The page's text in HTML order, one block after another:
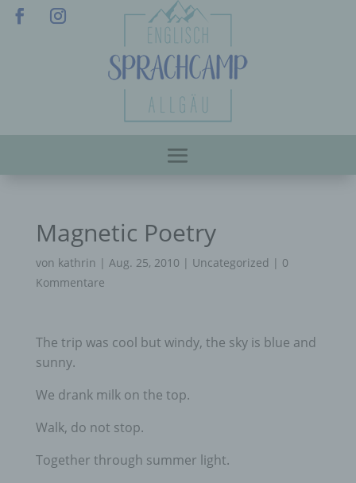
Magnetic Poetry
von kathrin | Aug. 25, 2010 | Uncategorized | 0
Kommentare
The trip was cool but windy, the sky is blue and
sunny.
We drank milk on the top.
Walk, do not stop.
Together through summer light.